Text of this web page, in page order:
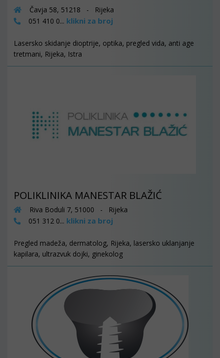
Čavja 58, 51218 - Rijeka
051 410 0... klikni za broj
Lasersko skidanje dioptrije, optika, pregled vida, anti age
tretmani, Rijeka, Istra
POLIKLINIKA MANESTAR BLAŽIĆ
Riva Boduli 7, 51000 - Rijeka
051 312 0... klikni za broj
Pregled madeža, dermatolog, Rijeka, lasersko uklanjanje
kapilara, ultrazvuk dojki, ginekolog